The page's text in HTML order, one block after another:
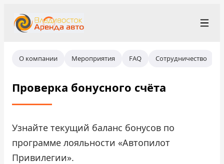
+7 (423) 202-66-48
rent@vladivostokrentacar.ru
Рус
Владивосток
Условия аренды
Парк автомобилей
Станции проката
О компании Мероприятия FAQ Сотрудничество
Проверка бонусного счёта
Узнайте текущий баланс бонусов по
программе лояльности «Автопилот
Привилегии».